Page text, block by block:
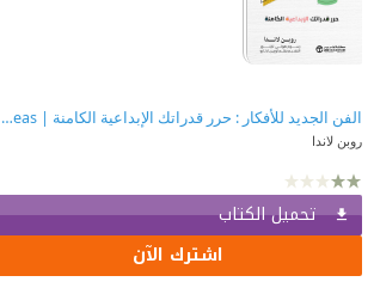
الفن الجديد للأفكار : حرر قدراتك الإبداعية الكامنة | ‎The New Art Of Ideas‎
روبن لاندا
تحميل الكتاب
اشترك الآن